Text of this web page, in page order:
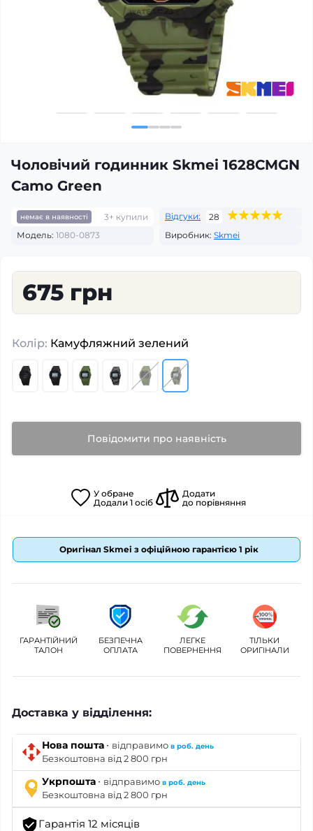
Чоловічий годинник Skmei 1628CMGN
Camo Green
немає в наявності 3+ купили Відгуки:
28
Модель: 1080-0873 Виробник: Skmei
675 грн
Колір: Камуфляжний зелений
Повідомити про наявність
У обране
Додали 1 осіб
Додати
до порівняння
Оригінал Skmei з офіційною гарантією 1 рік
ГАРАНТІЙНИЙ
ТАЛОН
БЕЗПЕЧНА
ОПЛАТА
ЛЕГКЕ
ПОВЕРНЕННЯ
ТІЛЬКИ
ОРИГІНАЛИ
Доставка у відділення:
Нова пошта · відправимо в роб. день
Безкоштовна від 2 800 грн
Укрпошта · відправимо в роб. день
Безкоштовна від 2 800 грн
Гарантія 12 місяців